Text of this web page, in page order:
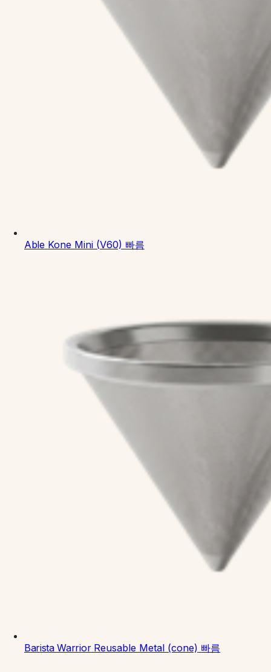
Able Kone Mini (V60) 빠름
Barista Warrior Reusable Metal (cone) 빠름